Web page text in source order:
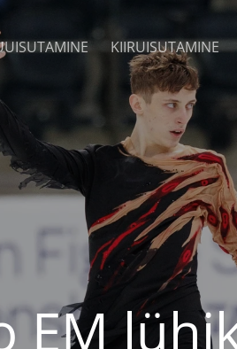
KIIRUISUTAMINE
EM